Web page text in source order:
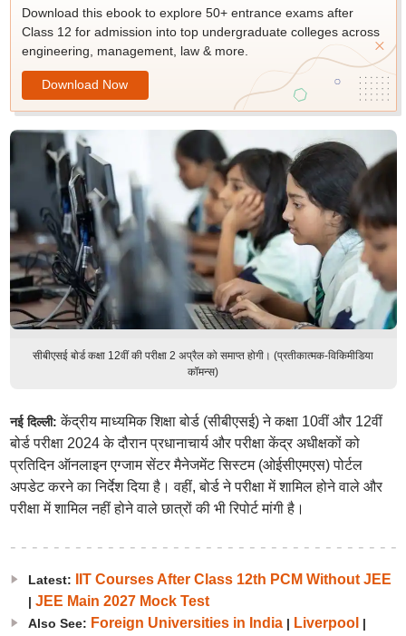
Download this ebook to explore 50+ entrance exams after
Class 12 for admission into top undergraduate colleges across
engineering, management, law & more.
Download Now
सीबीएसई बोर्ड कक्षा 12वीं की परीक्षा 2 अप्रैल को समाप्त होगी। (प्रतीकात्मक-विकिमीडिया
कॉमन्स)
नई दिल्ली:केंद्रीय माध्यमिक शिक्षा बोर्ड (सीबीएसई) ने कक्षा 10वीं और 12वीं
बोर्ड परीक्षा 2024 के दौरान प्रधानाचार्य और परीक्षा केंद्र अधीक्षकों को
प्रतिदिन ऑनलाइन एग्जाम सेंटर मैनेजमेंट सिस्टम (ओईसीएमएस) पोर्टल
अपडेट करने का निर्देश दिया है। वहीं, बोर्ड ने परीक्षा में शामिल होने वाले और
परीक्षा में शामिल नहीं होने वाले छात्रों की भी रिपोर्ट मांगी है।
Latest: IIT Courses After Class 12th PCM Without JEE
| JEE Main 2027 Mock Test
Also See: Foreign Universities in India| Liverpool |